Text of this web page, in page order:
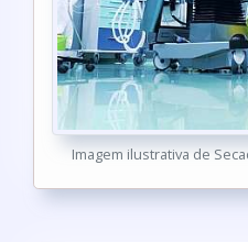
Imagem ilustrativa de